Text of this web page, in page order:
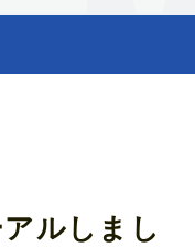
ルしまし